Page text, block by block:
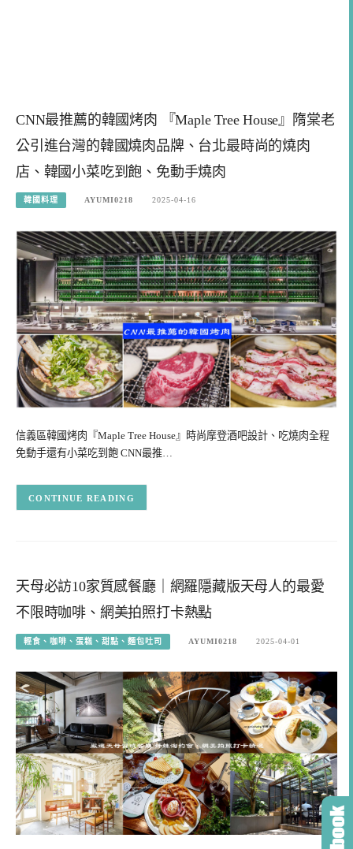
CNN最推薦的韓國烤肉 『Maple Tree House』隋棠老
公引進台灣的韓國燒肉品牌、台北最時尚的燒肉
店、韓國小菜吃到飽、免動手燒肉
韓國料理 AYUMI0218 2025-04-16
信義區韓國烤肉『Maple Tree House』時尚摩登酒吧設計、吃燒肉全程
免動手還有小菜吃到飽 CNN最推…
CONTINUE READING
天母必訪10家質感餐廳｜網羅隱藏版天母人的最愛
不限時咖啡、網美拍照打卡熱點
輕食、咖啡、蛋糕、甜點、麵包吐司 AYUMI0218 2025-04-01